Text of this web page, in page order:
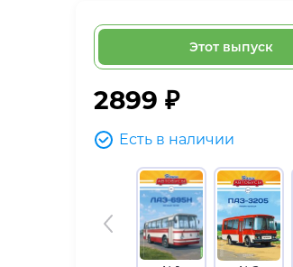
Этот выпуск
2899 ₽
Есть в наличии